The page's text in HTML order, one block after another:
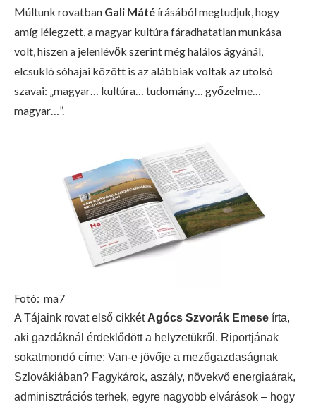
Múltunk rovatban Gali Máté írásából megtudjuk, hogy
amíg lélegzett, a magyar kultúra fáradhatatlan munkása
volt, hiszen a jelenlévők szerint még halálos ágyánál,
elcsukló sóhajai között is az alábbiak voltak az utolsó
szavai: „magyar… kultúra… tudomány… győzelme…
magyar…”.
Fotó: ma7
A Tájaink rovat első cikkét Agócs Szvorák Emese írta,
aki gazdáknál érdeklődött a helyzetükről. Riportjának
sokatmondó címe: Van-e jövője a mezőgazdaságnak
Szlovákiában? Fagykárok, aszály, növekvő energiaárak,
adminisztrációs terhek, egyre nagyobb elvárások – hogy